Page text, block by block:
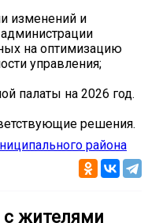
изменений и
на оптимизацию
управления;
палаты на 2026 год.
решения.
района
с жителями